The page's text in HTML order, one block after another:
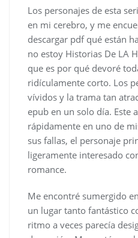
Los personajes de esta
en mi cerebro, y me
descargar pdf qué están
no estoy Historias De LA
que es por qué devoré
ridículamente corto. Los
vívidos y la trama tan
epub en un solo día. Este
rápidamente en uno de
sus fallas, el personaje
ligeramente interesado
romance.
Me encontré sumergido
un lugar tanto fantástico
ritmo a veces parecía